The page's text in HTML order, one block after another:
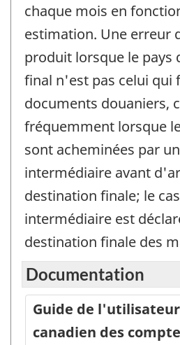
chaque mois en
estimation. Une erreur
produit lorsque le pays
final n'est pas celui qui
documents douaniers,
fréquemment lorsque
sont acheminées par
intermédiaire avant
destination finale; le
intermédiaire est
destination finale des
Documentation
Guide de
canadien des